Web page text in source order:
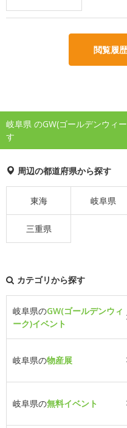
閲覧履
岐阜県 のGW(ゴールデンウィ
す
周辺の都道府県から探す
東海 岐阜県
三重県
カテゴリから探す
岐阜県のGW(ゴールデンウィ
ーク)イベント
岐阜県の物産展
岐阜県の無料イベント